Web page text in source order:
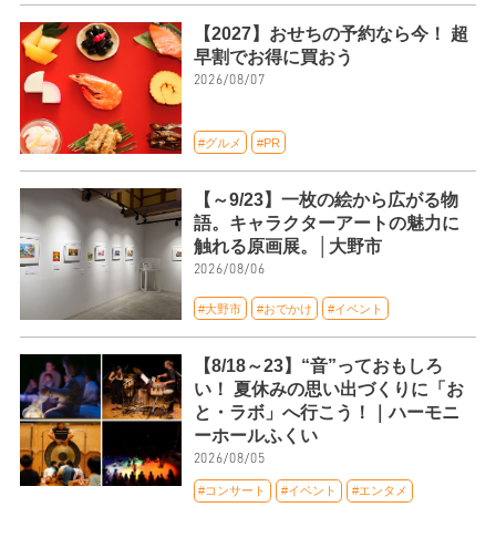
【2027】おせちの予約なら今！ 超
早割でお得に買おう
2026/08/07
#グルメ #PR
【～9/23】一枚の絵から広がる物
語。キャラクターアートの魅力に
触れる原画展。│大野市
2026/08/06
#大野市 #おでかけ #イベント
【8/18～23】“音”っておもしろ
い！ 夏休みの思い出づくりに「お
と・ラボ」へ行こう！｜ハーモニ
ーホールふくい
2026/08/05
#コンサート #イベント #エンタメ